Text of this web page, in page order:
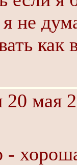
не
как
мая
-